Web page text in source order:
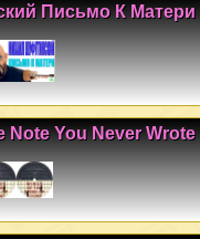
Письмо К Матери
Note You Never Wrote